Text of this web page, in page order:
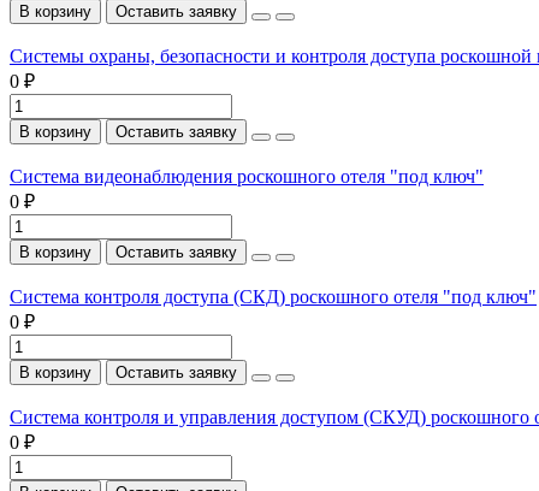
В корзину Оставить заявку
Системы охраны, безопасности и контроля доступа
0 ₽
В корзину Оставить заявку
Система видеонаблюдения роскошного отеля "под ключ"
0 ₽
В корзину Оставить заявку
Система контроля доступа (СКД) роскошного отеля "под ключ"
0 ₽
В корзину Оставить заявку
Система контроля и управления доступом (СКУД) роскошного
0 ₽